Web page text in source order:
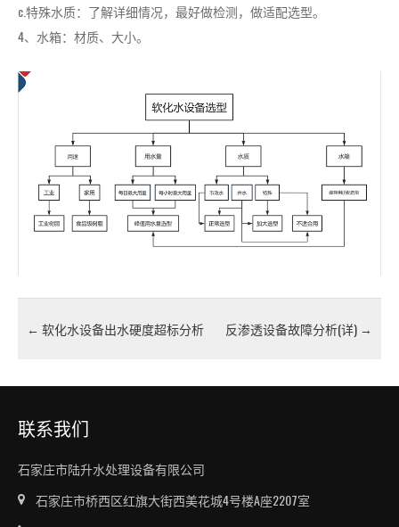
c.特殊水质：了解详细情况，最好做检测，做适配选型。
4、水箱：材质、大小。
← 软化水设备出水硬度超标分析 反渗透设备故障分析(详) →
联系我们
石家庄市陆升水处理设备有限公司
石家庄市桥西区红旗大街西美花城4号楼A座2207室